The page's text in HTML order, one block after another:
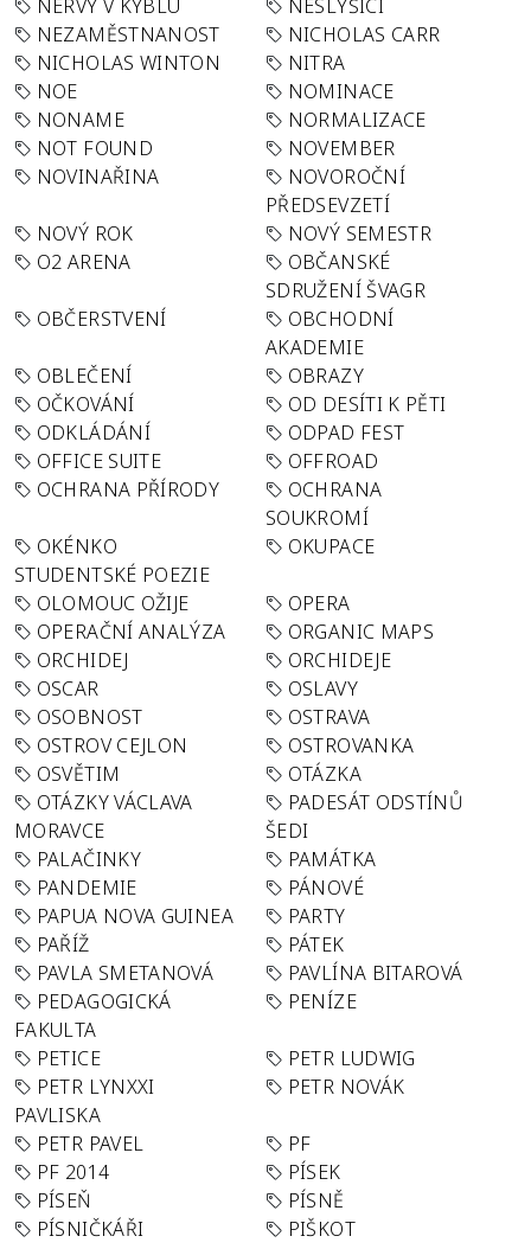
NERVY V KÝBLU
NESLYŠÍCÍ
NEZAMĚSTNANOST
NICHOLAS CARR
NICHOLAS WINTON
NITRA
NOE
NOMINACE
NONAME
NORMALIZACE
NOT FOUND
NOVEMBER
NOVINAŘINA
NOVOROČNÍ
PŘEDSEVZETÍ
NOVÝ ROK
NOVÝ SEMESTR
O2 ARENA
OBČANSKÉ
SDRUŽENÍ ŠVAGR
OBČERSTVENÍ
OBCHODNÍ
AKADEMIE
OBLEČENÍ
OBRAZY
OČKOVÁNÍ
OD DESÍTI K PĚTI
ODKLÁDÁNÍ
ODPAD FEST
OFFICE SUITE
OFFROAD
OCHRANA PŘÍRODY
OCHRANA
SOUKROMÍ
OKÉNKO
STUDENTSKÉ POEZIE
OKUPACE
OLOMOUC OŽIJE
OPERA
OPERAČNÍ ANALÝZA
ORGANIC MAPS
ORCHIDEJ
ORCHIDEJE
OSCAR
OSLAVY
OSOBNOST
OSTRAVA
OSTROV CEJLON
OSTROVANKA
OSVĚTIM
OTÁZKA
OTÁZKY VÁCLAVA
MORAVCE
PADESÁT ODSTÍNŮ
ŠEDI
PALAČINKY
PAMÁTKA
PANDEMIE
PÁNOVÉ
PAPUA NOVA GUINEA
PARTY
PAŘÍŽ
PÁTEK
PAVLA SMETANOVÁ
PAVLÍNA BITAROVÁ
PEDAGOGICKÁ
FAKULTA
PENÍZE
PETICE
PETR LUDWIG
PETR LYNXXI
PAVLISKA
PETR NOVÁK
PETR PAVEL
PF
PF 2014
PÍSEK
PÍSEŇ
PÍSNĚ
PÍSNIČKÁŘI
PIŠKOT